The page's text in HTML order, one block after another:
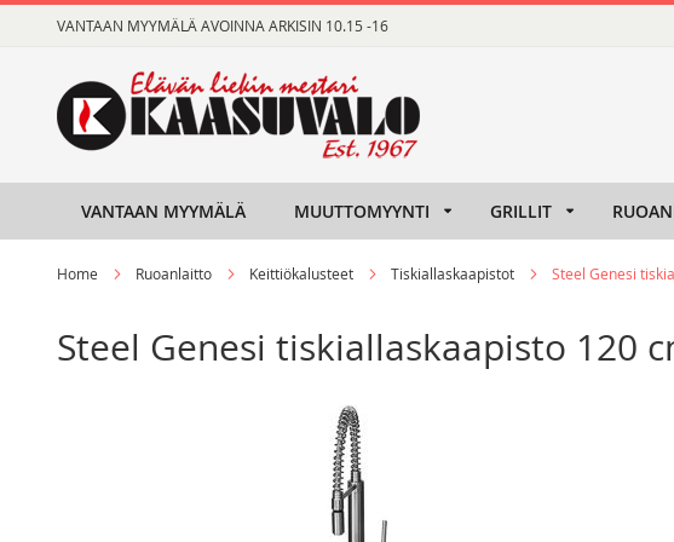
to
VANTAAN MYYMÄLÄ AVOINNA ARKISIN 10.15 -16
VANTAAN MYYMÄLÄ MUUTTOMYYNTI GRILLIT
Home Ruoanlaitto Keittiökalusteet Tiskiallaskaapistot Steel Genesi
Steel Genesi tiskiallaskaapisto 120